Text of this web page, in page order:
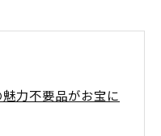
力不要品がお宝に